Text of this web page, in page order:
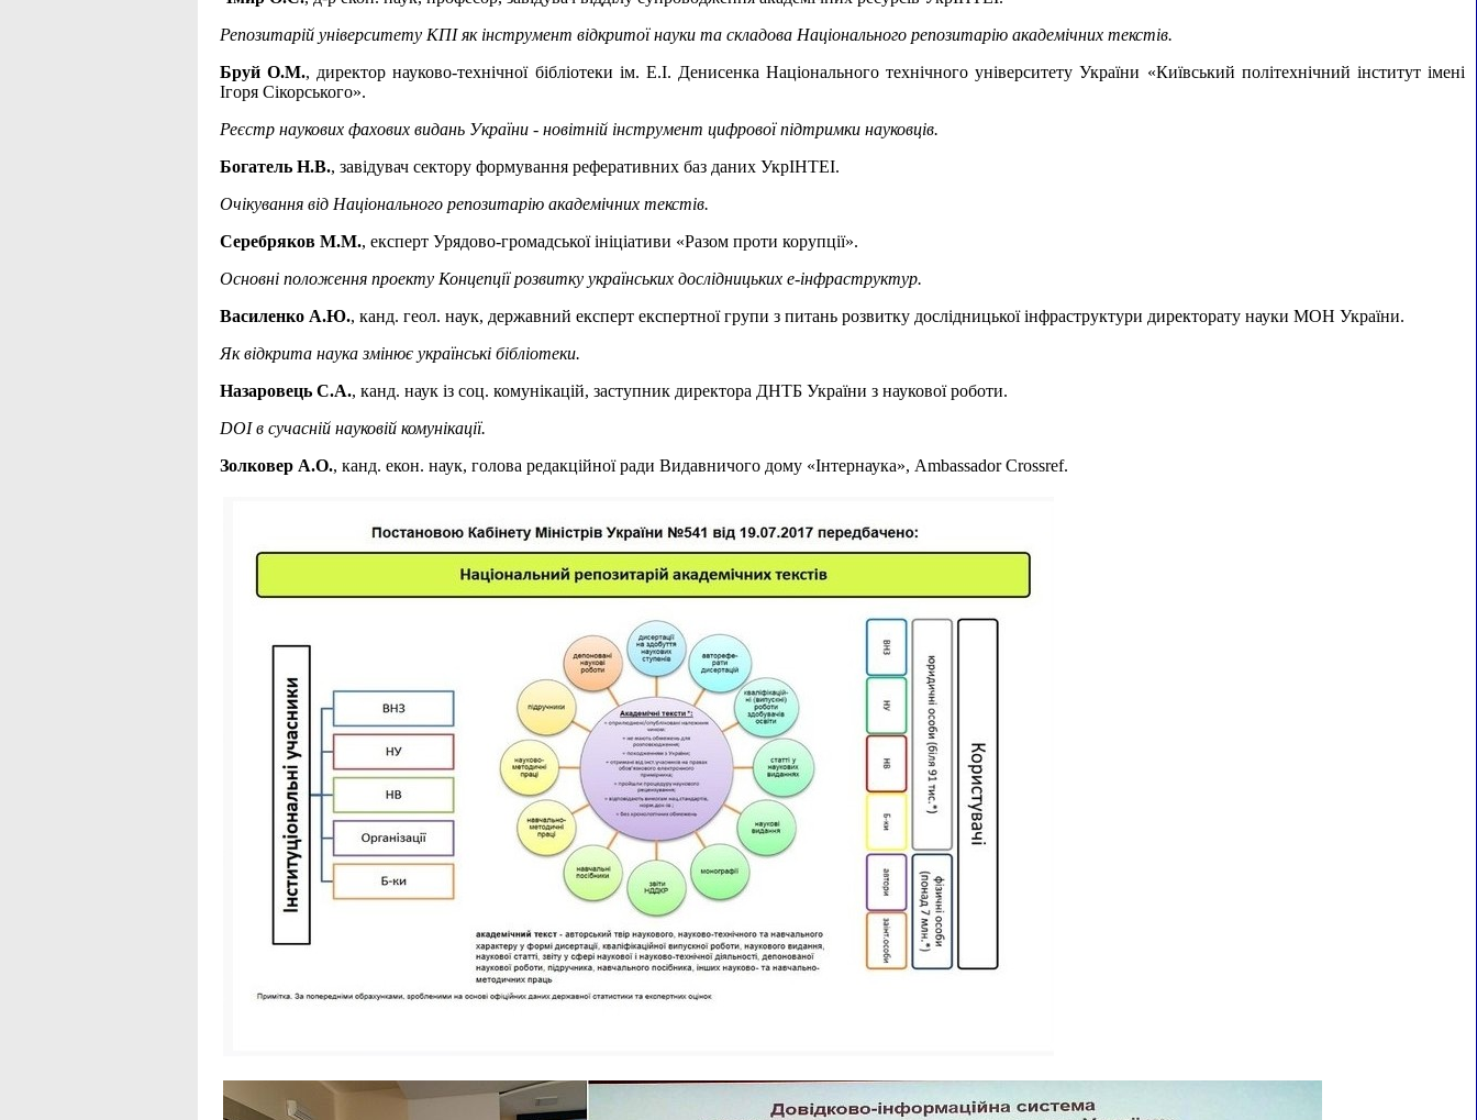
Репозитарій університету КПІ як інструмент відкритої науки та складова Національного репозитарію академічних текстів.
Бруй О.М., директор науково-технічної бібліотеки ім. Е.І. Денисенка Національного технічного університету України «Київський політехнічний інститут імені
Ігоря Сікорського».
Реєстр наукових фахових видань України - новітній інструмент цифрової підтримки науковців.
Богатель Н.В., завідувач сектору формування реферативних баз даних УкрІНТЕІ.
Очікування від Національного репозитарію академічних текстів.
Серебряков М.М., експерт Урядово-громадської ініціативи «Разом проти корупції».
Основні положення проекту Концепції розвитку українських дослідницьких е-інфраструктур.
Василенко А.Ю., канд. геол. наук, державний експерт експертної групи з питань розвитку дослідницької інфраструктури директорату науки МОН України.
Як відкрита наука змінює українські бібліотеки.
Назаровець С.А., канд. наук із соц. комунікацій, заступник директора ДНТБ України з наукової роботи.
DOI в сучасній науковій комунікації.
Золковер А.О., канд. екон. наук, голова редакційної ради Видавничого дому «Інтернаука», Ambassador Crossref.